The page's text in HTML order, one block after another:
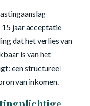
15 jaar acceptatie
dat het verlies van
is van het
een structureel
van inkomen.